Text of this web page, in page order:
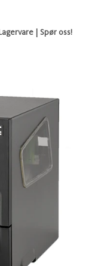
| Spør oss!